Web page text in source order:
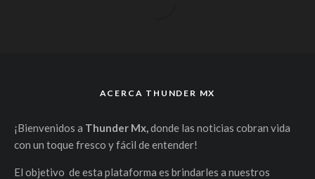
ACERCA THUNDER MX
¡Bienvenidos a Thunder Mx,donde las noticias cobran vida
con un toque fresco y fácil de entender!
El objetivo de esta plataforma es brindarles a nuestros